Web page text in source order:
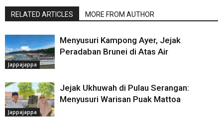
RELATED ARTICLES MORE FROM AUTHOR
Jappajappa
Menyusuri Kampong Ayer, Jejak
Peradaban Brunei di Atas Air
Jappajappa
Jejak Ukhuwah di Pulau Serangan:
Menyusuri Warisan Puak Mattoa